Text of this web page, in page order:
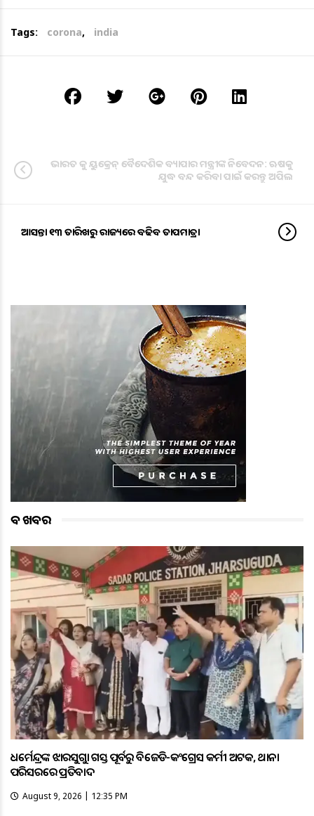
Tags: corona, india
ଭାରତ କୁ ୟୁକ୍ରେନ୍‌ ବୈଦେଶିକ ବ୍ୟାପାର ମନ୍ତ୍ରୀଙ୍କ ନିବେଦନ: ଋଷକୁ
ଯୁଦ୍ଧ ବନ୍ଦ କରିବା ପାଇଁ କରନ୍ତୁ ଅପିଲ
ଆସନ୍ତା ୧୩ ତାରିଖରୁ ରାଜ୍ୟରେ ବଢିବ ତାପମାତ୍ରା
ବଡ ଖବର
ଧର୍ମେନ୍ଦ୍ରଙ୍କ ଝାରସୁଗୁଡ଼ା ଗସ୍ତ ପୂର୍ବରୁ ବିଜେଡି-କଂଗ୍ରେସ କର୍ମୀ ଅଟକ, ଥାନା
ପରିସରରେ ପ୍ରତିବାଦ
August 9, 2026 | 12:35 PM